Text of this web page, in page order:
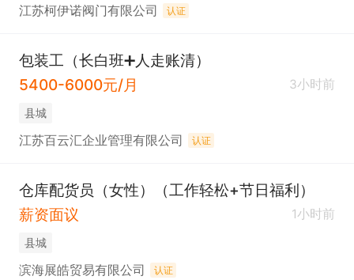
江苏柯伊诺阀门有限公司 认证
包装工（长白班➕人走账清）
5400-6000元/月
3小时前
县城
江苏百云汇企业管理有限公司 认证
仓库配货员（女性）（工作轻松+节日福利）
薪资面议
1小时前
县城
滨海展皓贸易有限公司 认证